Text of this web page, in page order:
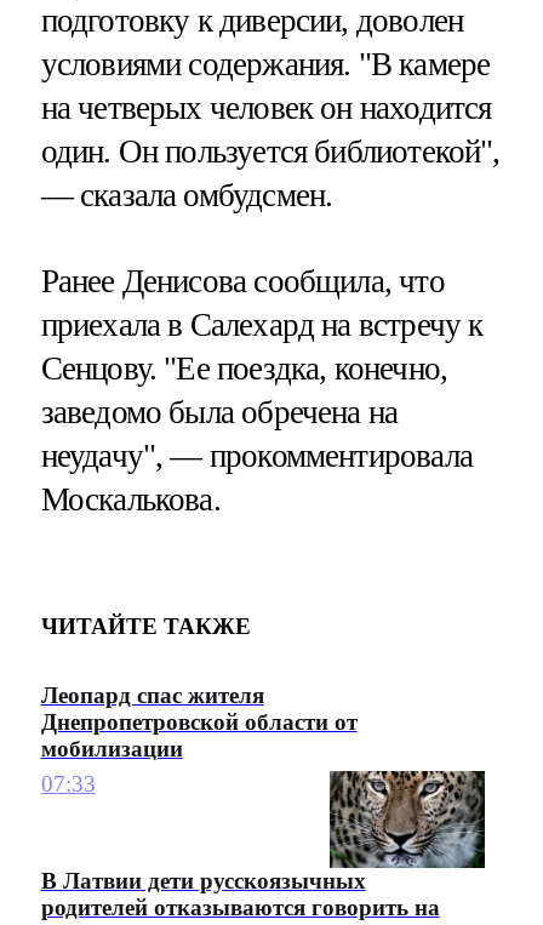
подготовку к диверсии, доволен
условиями содержания. "В камере
на четверых человек он находится
один. Он пользуется библиотекой",
— сказала омбудсмен.
Ранее Денисова сообщила, что
приехала в Салехард на встречу к
Сенцову. "Ее поездка, конечно,
заведомо была обречена на
неудачу", — прокомментировала
Москалькова.
ЧИТАЙТЕ ТАКЖЕ
Леопард спас жителя
Днепропетровской области от
мобилизации
07:33
В Латвии дети русскоязычных
родителей отказываются говорить на